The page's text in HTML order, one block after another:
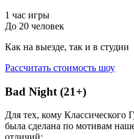
1 час игры
До 20 человек
Как на выезде, так и в студии
Рассчитать стоимость шоу
Bad Night (21+)
Для тех, кому Классического
была сделана по мотивам